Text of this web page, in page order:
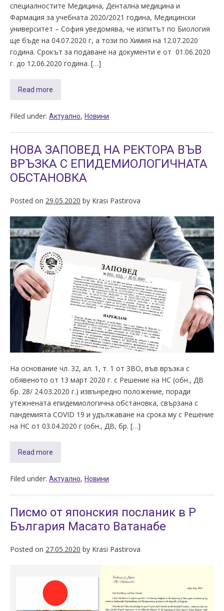
специалностите Медицина, Дентална медицина и
Фармация за учебната 2020/2021 година, Медицински
университет – София уведомява, че изпитът по Биология
ще бъде на 04.07.2020 г, а този по Химия на 12.07.2020
година. Срокът за подаване на документи е от 01.06.2020
г. до 12.06.2020 година. […]
Read more
Filed under: Актуално, Новини
НОВА ЗАПОВЕД НА РЕКТОРА ВЪВ
ВРЪЗКА С ЕПИДЕМИОЛОГИЧНАТА
ОБСТАНОВКА
Posted on 29.05.2020 by Krasi Pastirova
На основание чл. 32, ал. 1, т. 1 от ЗВО, във връзка с
обявеното от 13 март 2020 г. с Решение на НС (обн., ДВ
бр. 28/ 24.03.2020 г.) извънредно положение, поради
утежнената епидемиологична обстановка, свързана с
пандемията COVID 19 и удължаване на срока му с Решение
на НС от 03.04.2020 г (обн., ДВ, бр. […]
Read more
Filed under: Актуално, Новини
Писмо от японския посланик в Р
България Масато Ватанабе
Posted on 27.05.2020 by Krasi Pastirova